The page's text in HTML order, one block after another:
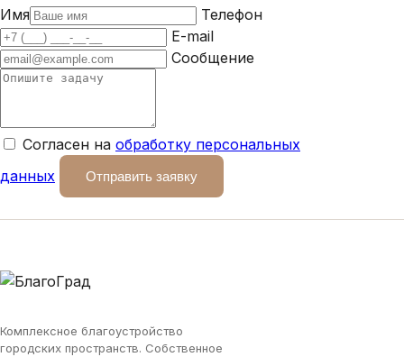
Имя
Телефон
E-mail
Сообщение
Согласен на обработку персональных
данных
Отправить заявку
Комплексное благоустройство
городских пространств. Собственное